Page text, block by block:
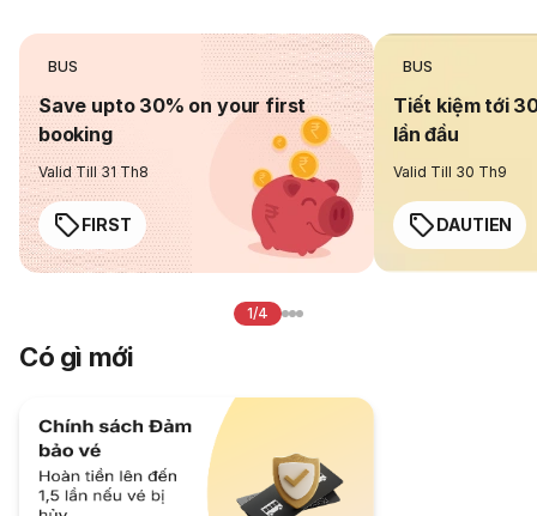
BUS
Save upto 30% on your first
booking
Valid Till 31 Th8
FIRST
BUS
Tiết kiệm tới
lần đầu
Valid Till 30 Th9
DAUTIEN
1/4
Có gì mới